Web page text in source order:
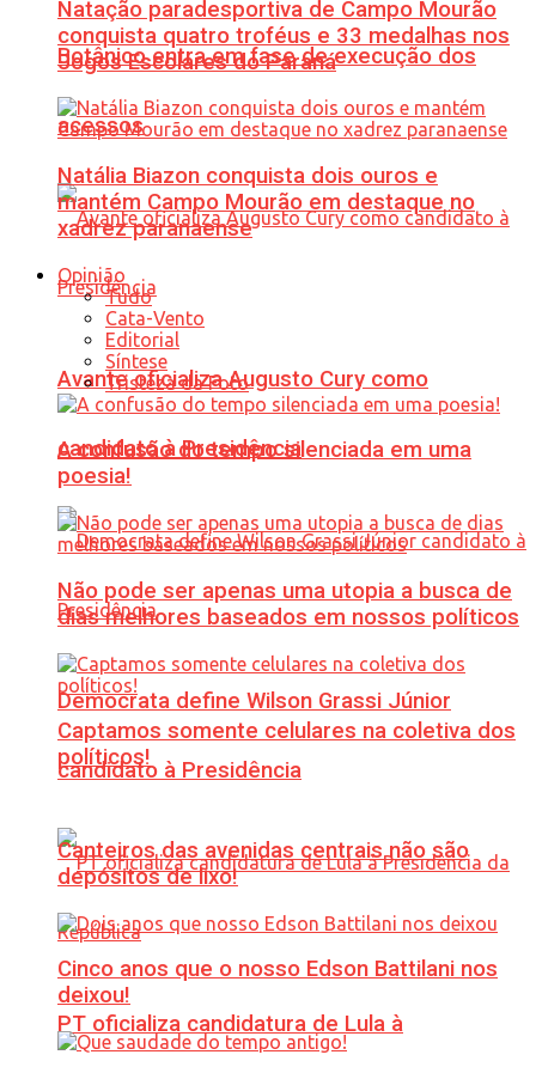
Botânico entra em fase de execução dos
acessos
Avante oficializa Augusto Cury como
candidato à Presidência
Democrata define Wilson Grassi Júnior
candidato à Presidência
PT oficializa candidatura de Lula à
Natação paradesportiva de Campo Mourão
conquista quatro troféus e 33 medalhas nos
Jogos Escolares do Paraná
Natália Biazon conquista dois ouros e
mantém Campo Mourão em destaque no
xadrez paranaense
Opinião
Tudo
Cata-Vento
Editorial
Síntese
Tristeza da Foto
A confusão do tempo silenciada em uma
poesia!
Não pode ser apenas uma utopia a busca de
dias melhores baseados em nossos políticos
Captamos somente celulares na coletiva dos
políticos!
Canteiros das avenidas centrais não são
depósitos de lixo!
Cinco anos que o nosso Edson Battilani nos
deixou!